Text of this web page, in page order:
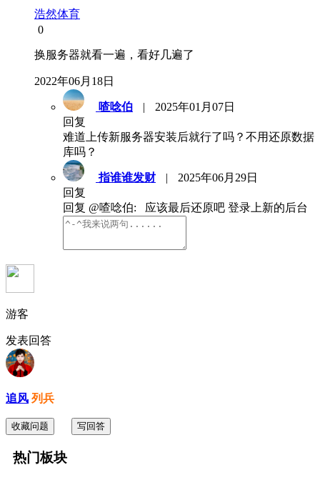
浩然体育
0
换服务器就看一遍，看好几遍了
2022年06月18日
喳唸伯 |
2025年01月07日
回复
难道上传新服务器安装后就行了吗？不用还原数据
库吗？
指谁谁发财 |
2025年06月29日
回复
回复 @喳唸伯: 应该最后还原吧 登录上新的后台
游客
发表回答
追风 列兵
收藏问题 写回答
热门板块